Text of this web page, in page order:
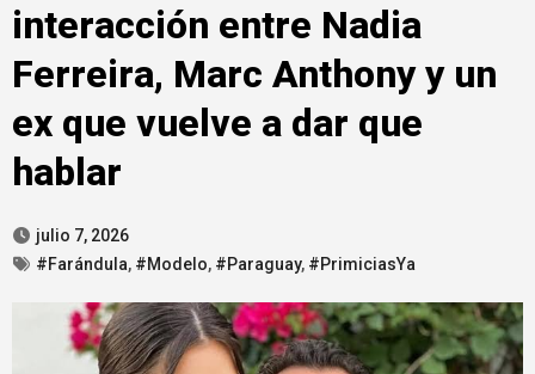
interacción entre Nadia
Ferreira, Marc Anthony y un
ex que vuelve a dar que
hablar
julio 7, 2026
#Farándula, #Modelo, #Paraguay, #PrimiciasYa